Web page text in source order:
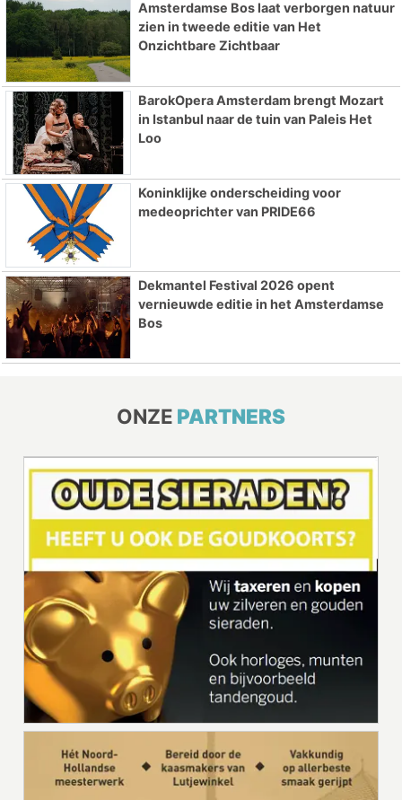
Amsterdamse Bos laat verborgen natuur
zien in tweede editie van Het
Onzichtbare Zichtbaar
BarokOpera Amsterdam brengt Mozart
in Istanbul naar de tuin van Paleis Het
Loo
Koninklijke onderscheiding voor
medeoprichter van PRIDE66
Dekmantel Festival 2026 opent
vernieuwde editie in het Amsterdamse
Bos
ONZE PARTNERS